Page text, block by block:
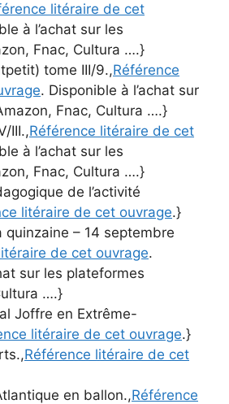
litéraire de cet
à l’achat sur les
Fnac, Cultura ….}
tome III/9.,Référence
. Disponible à l’achat sur
Fnac, Cultura ….}
III.,Référence litéraire de cet
à l’achat sur les
Fnac, Cultura ….}
de l’activité
litéraire de cet ouvrage.}
quinzaine – 14 septembre
de cet ouvrage.
sur les plateformes
….}
Joffre en Extrême-
litéraire de cet ouvrage.}
Référence litéraire de cet
en ballon.,Référence